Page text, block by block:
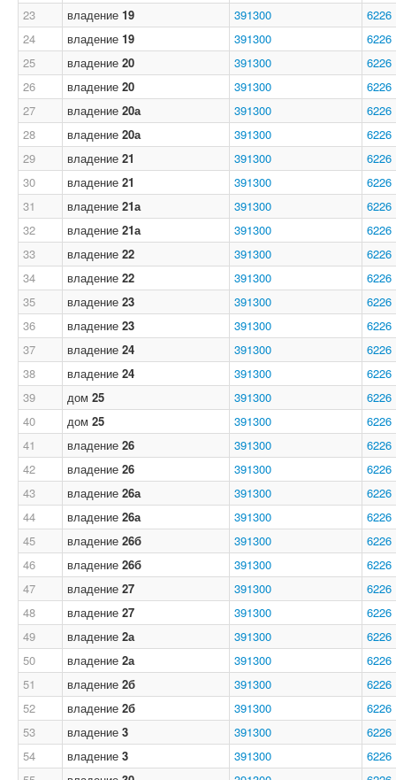
23
владение 19 391300
6226
24
владение 19 391300
6226
25
владение 20 391300
6226
26
владение 20 391300
6226
27
владение 20а 391300
6226
28
владение 20а 391300
6226
29
владение 21 391300
6226
30
владение 21 391300
6226
31
владение 21а 391300
6226
32
владение 21а 391300
6226
33
владение 22 391300
6226
34
владение 22 391300
6226
35
владение 23 391300
6226
36
владение 23 391300
6226
37
владение 24 391300
6226
38
владение 24 391300
6226
39
дом 25 391300
6226
40
дом 25 391300
6226
41
владение 26 391300
6226
42
владение 26 391300
6226
43
владение 26а 391300
6226
44
владение 26а 391300
6226
45
владение 26б 391300
6226
46
владение 26б 391300
6226
47
владение 27 391300
6226
48
владение 27 391300
6226
49
владение 2а 391300
6226
50
владение 2а 391300
6226
51
владение 2б 391300
6226
52
владение 2б 391300
6226
53
владение 3 391300
6226
54
владение 3 391300
6226